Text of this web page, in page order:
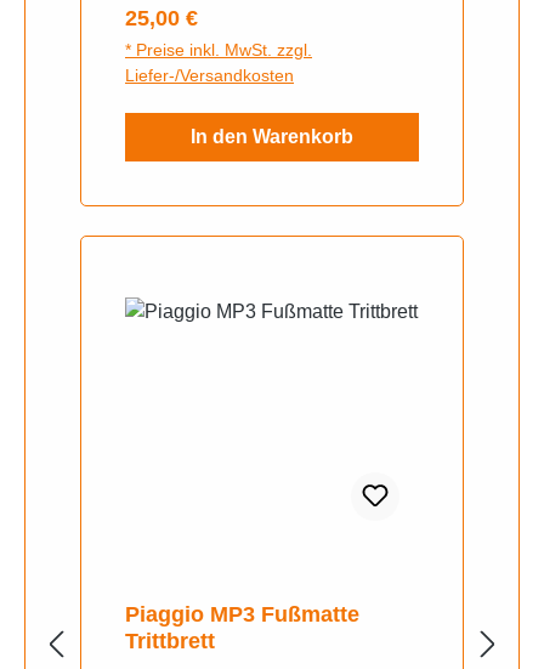
(TA11/TA19L) Euro4 (ab Bj.
2018)Piaggio MP3 500
Regulärer Preis:
25,00 €
* Preise inkl. MwSt. zzgl.
Liefer-/Versandkosten
In den Warenkorb
Piaggio MP3 Fußmatte
Trittbrett